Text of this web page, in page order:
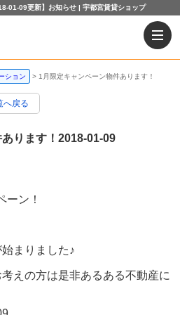
01-09更新】お知らせ | 宇都宮賃貸ショップ
ション 1月限定キャンペーン物件あります！
へ戻る
ります！ 2018-01-09
ーン！
まりました♪
えの方は是非あるある不動産に